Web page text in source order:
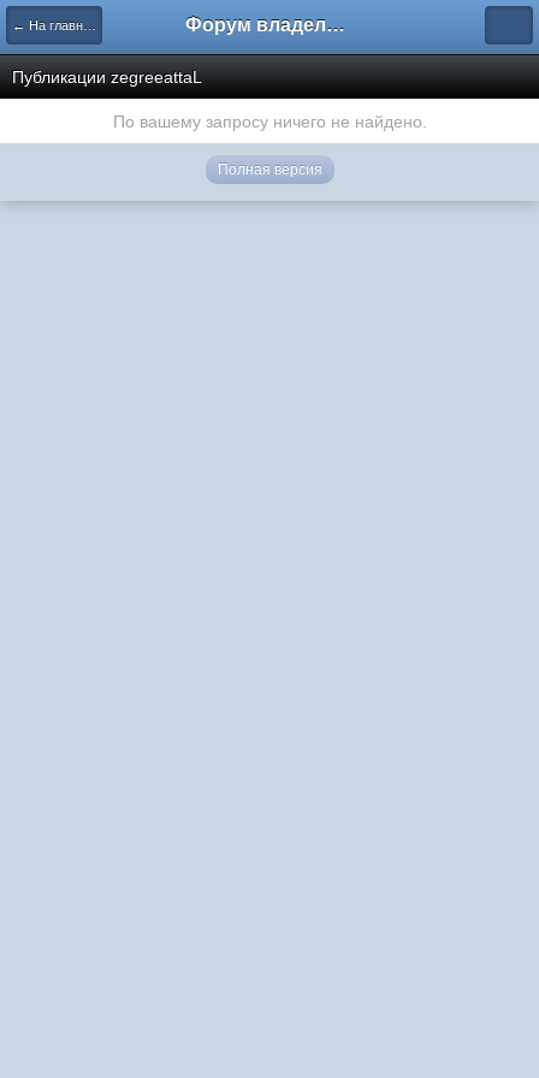
← На главную Форум владельцев интернет-магазинов
Публикации zegreeattaL
По вашему запросу ничего не найдено.
Полная версия